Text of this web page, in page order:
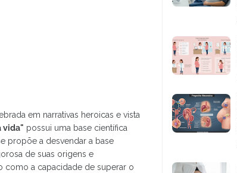
em narrativas heroicas e vista
vida" possui uma base científica
propõe a desvendar a base
de suas origens e
como a capacidade de superar o